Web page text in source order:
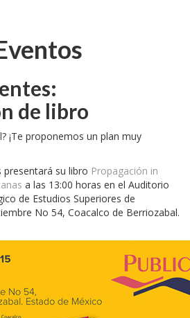
de libro
¡Te proponemos un plan muy
presentará su libro Propagación in
a las 13:00 horas en el Auditorio
de Estudios Superiores de
No 54, Coacalco de Berriozabal.